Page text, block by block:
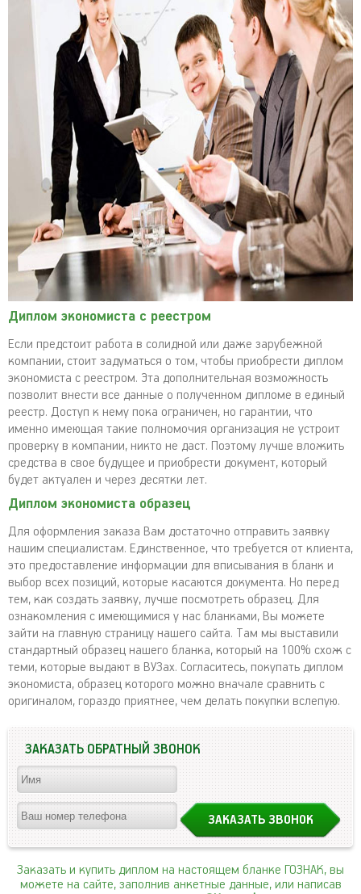
Диплом экономиста с реестром
Если предстоит работа в солидной или даже зарубежной
компании, стоит задуматься о том, чтобы приобрести диплом
экономиста с реестром. Эта дополнительная возможность
позволит внести все данные о полученном дипломе в единый
реестр. Доступ к нему пока ограничен, но гарантии, что
именно имеющая такие полномочия организация не устроит
проверку в компании, никто не даст. Поэтому лучше вложить
средства в свое будущее и приобрести документ, который
будет актуален и через десятки лет.
Диплом экономиста образец
Для оформления заказа Вам достаточно отправить заявку
нашим специалистам. Единственное, что требуется от клиента,
это предоставление информации для вписывания в бланк и
выбор всех позиций, которые касаются документа. Но перед
тем, как создать заявку, лучше посмотреть образец. Для
ознакомления с имеющимися у нас бланками, Вы можете
зайти на главную страницу нашего сайта. Там мы выставили
стандартный образец нашего бланка, который на 100% схож с
теми, которые выдают в ВУЗах. Согласитесь, покупать диплом
экономиста, образец которого можно вначале сравнить с
оригиналом, гораздо приятнее, чем делать покупки вслепую.
ЗАКАЗАТЬ ОБРАТНЫЙ ЗВОНОК
Заказать и купить диплом на настоящем бланке ГОЗНАК, вы
можете на сайте, заполнив анкетные данные, или написав